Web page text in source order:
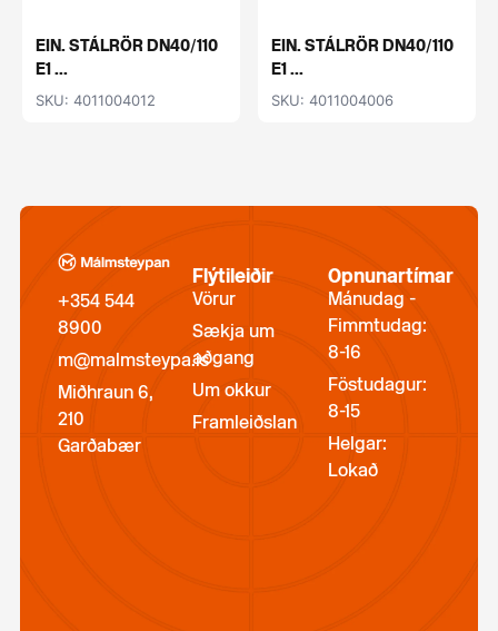
EIN. STÁLRÖR DN40/110
E1 ...
SKU: 4011004012
EIN. STÁLRÖR DN40/110
E1 ...
SKU: 4011004006
+354 544
8900
m@malmsteypa.is
Miðhraun 6,
210
Garðabær
Flýtileiðir
Vörur
Sækja um
aðgang
Um okkur
Framleiðslan
Opnunartímar
Mánudag -
Fimmtudag:
8-16
Föstudagur:
8-15
Helgar:
Lokað